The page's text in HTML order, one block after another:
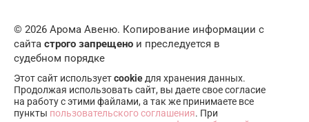
© 2026 Арома Авеню. Копирование информации с
сайта строго запрещено и преследуется в
судебном порядке
Этот сайт используетcookie для хранения данных.
Продолжая использовать сайт, вы даете свое согласие
на работу с этими файлами, а так же принимаете все
пункты пользовательского соглашения. При